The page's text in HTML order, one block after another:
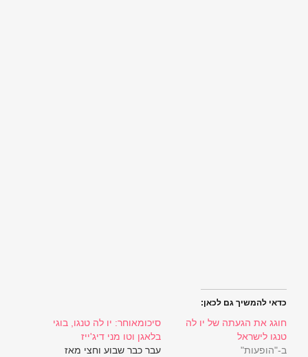
כדאי להמשיך גם לכאן:
חוגג את הגעתה של יו לה
טנגו לישראל
ב-"הופעות"
סיכומאוחר: יו לה טנגו, בוגי
בלאגן וטו מני דיג'ייז
עבר כבר שבוע וחצי מאז